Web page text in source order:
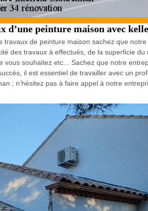
d’une peinture maison avec
travaux de peinture maison sachez que
des travaux à effectués, de la superficie
vous souhaitez etc... Sachez que notre
il est essentiel de travailler avec un
; n’hésitez pas à faire appel à notre